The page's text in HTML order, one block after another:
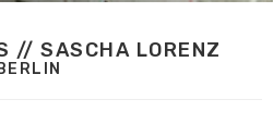
// SASCHA LORENZ
BERLIN